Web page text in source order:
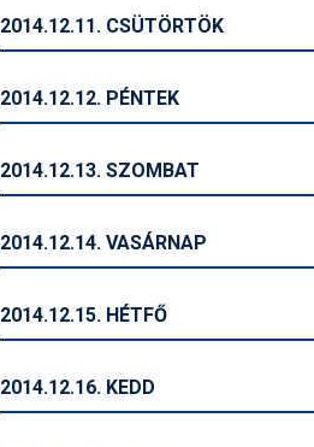
2014.12.11. CSÜTÖRTÖK
2014.12.12. PÉNTEK
2014.12.13. SZOMBAT
2014.12.14. VASÁRNAP
2014.12.15. HÉTFŐ
2014.12.16. KEDD